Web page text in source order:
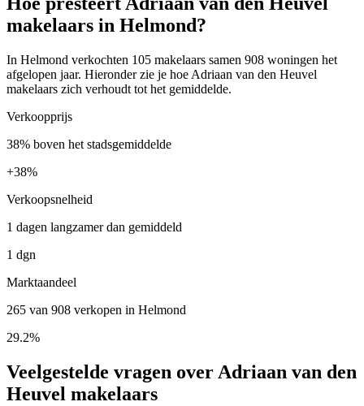
makelaars in Helmond?
In Helmond verkochten 105 makelaars samen 908 woningen het
afgelopen jaar. Hieronder zie je hoe Adriaan van den Heuvel
makelaars zich verhoudt tot het gemiddelde.
Verkoopprijs
38% boven het stadsgemiddelde
+38%
Verkoopsnelheid
1 dagen langzamer dan gemiddeld
1 dgn
Marktaandeel
265 van 908 verkopen in Helmond
29.2%
Veelgestelde vragen over Adriaan van den
Heuvel makelaars